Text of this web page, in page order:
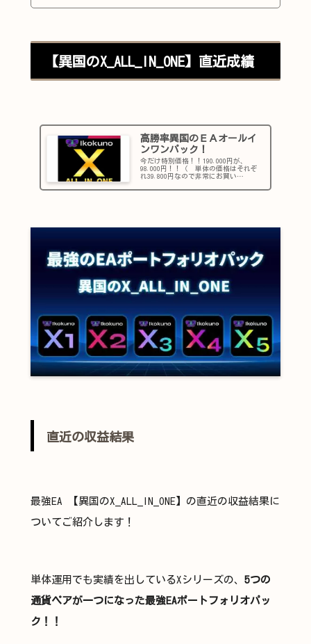
【異国のX_ALL_IN_ONE】直近成績
高勝率異国のＥＡオールイ
ンワンパック！
今だけ特別価格！！190,000円が、
98,000円！！（ 単体の価格はそれぞ
れ39,800円なので非常にお買い
でしか実現できない事も！！ＭＴ５版
直近の収益結果
最強EA 【異国のX_ALL_IN_ONE】の直近の収益結果に
ついてご紹介します！
単体運用でも実績を出しているXシリーズの、 5つの
通貨ペアが一つになった最強EAポートフォリオパッ
ク！！